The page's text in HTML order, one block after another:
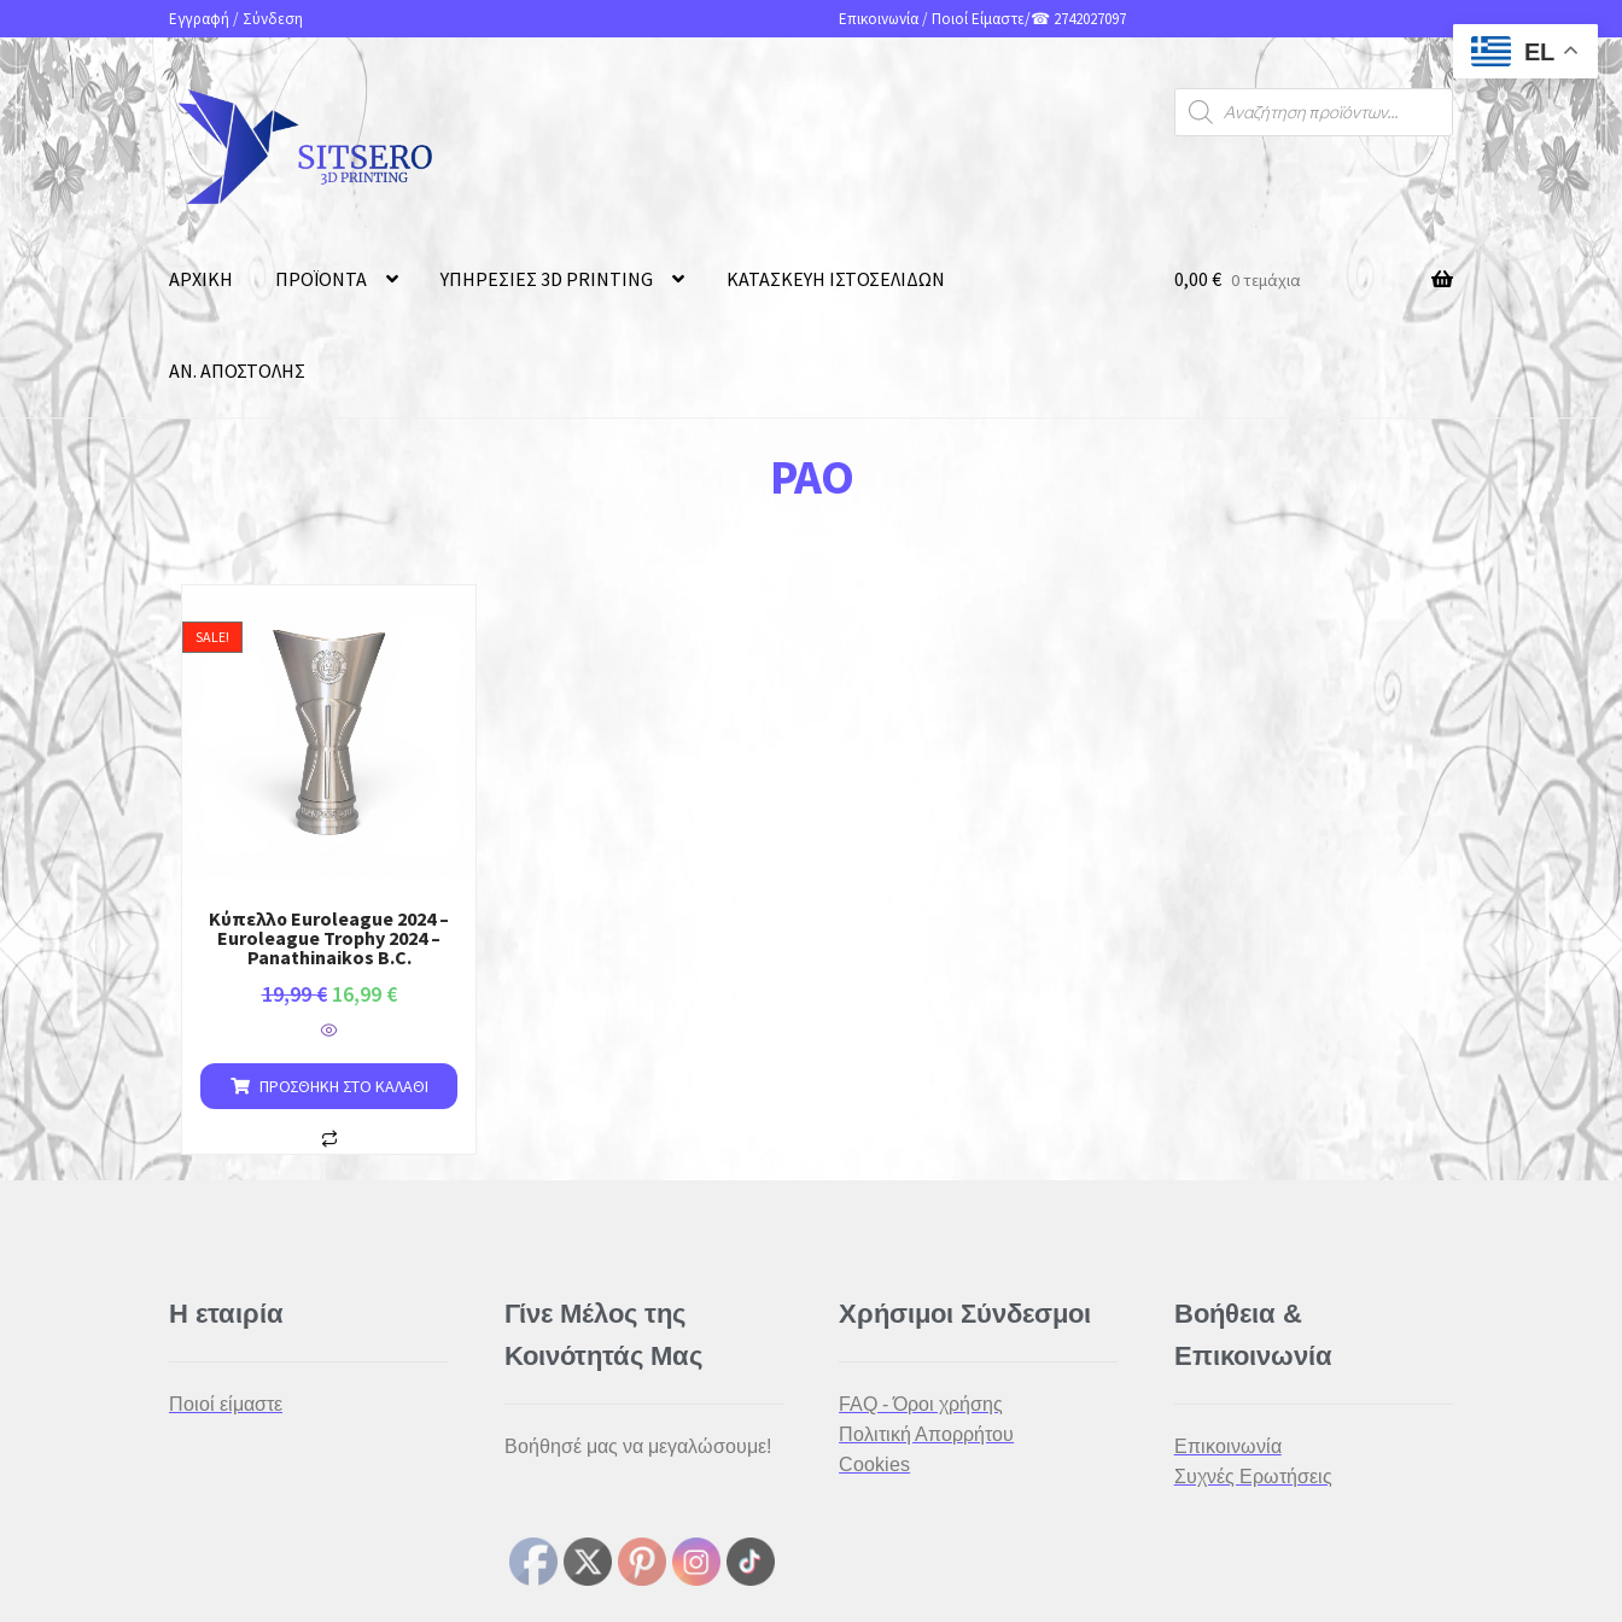
Εγγραφή / Σύνδεση Επικοινωνία/ Ποιοί Είμαστε/☎ 2742027097
ΑΡΧΙΚΗ ΠΡΟΪΟΝΤΑ ΥΠΗΡΕΣΙΕΣ 3D PRINTING ΚΑΤΑΣΚΕΥΗ ΙΣΤΟΣΕΛΙΔΩΝ
ΑΝ. ΑΠΟΣΤΟΛΗΣ
0,00 € 0 τεμάχια
PAO
Κύπελλο Euroleague 2024 –
Euroleague Trophy 2024 –
Panathinaikos B.C.
SALE!
19,99€ 16,99 €
ΠΡΟΣΘΉΚΗ ΣΤΟ ΚΑΛΆΘΙ
Η εταιρία
Ποιοί είμαστε
Γίνε Μέλος της
Κοινότητάς Μας
Βοήθησέ μας να μεγαλώσουμε!
Χρήσιμοι Σύνδεσμοι
FAQ - Όροι χρήσης
Πολιτική Απορρήτου
Cookies
Βοήθεια &
Επικοινωνία
Επικοινωνία
Συχνές Ερωτήσεις
EL